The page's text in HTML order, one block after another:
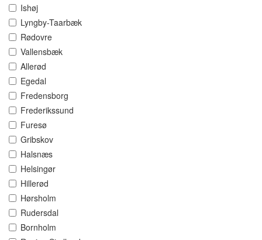
Ishøj
Lyngby-Taarbæk
Rødovre
Vallensbæk
Allerød
Egedal
Fredensborg
Frederikssund
Furesø
Gribskov
Halsnæs
Helsingør
Hillerød
Hørsholm
Rudersdal
Bornholm